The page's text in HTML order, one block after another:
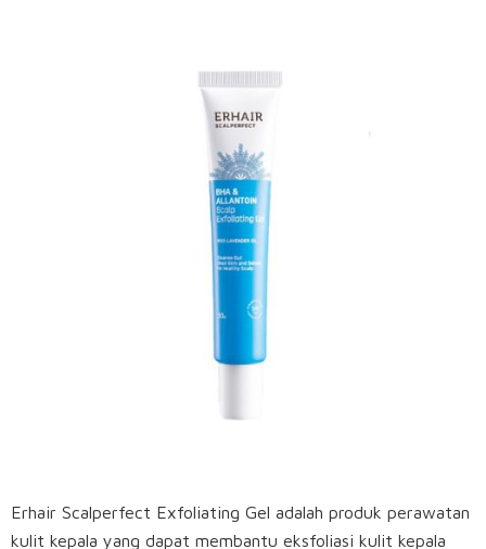
Erhair Scalperfect Exfoliating Gel adalah produk perawatan
kulit kepala yang dapat membantu eksfoliasi kulit kepala